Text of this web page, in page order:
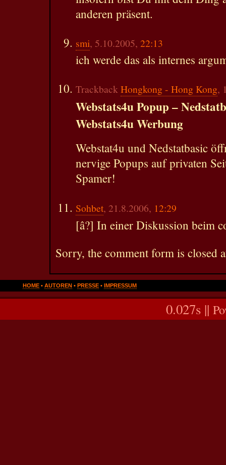
anderen präsent.
smi, 5.10.2005, 22:13
ich werde das als internes
TrackbackHongkong - Hong Kong,
Webstats4u Popup –
Webstats4u Werbung
Webstat4u und Nedstatbasic
nervige Popups auf privaten
Spamer!
Sohbet, 21.8.2006, 12:29
[â?] In einer Diskussion beim
Sorry, the comment form is closed
HOME • AUTOREN • PRESSE • IMPRESSUM
0.027s ||